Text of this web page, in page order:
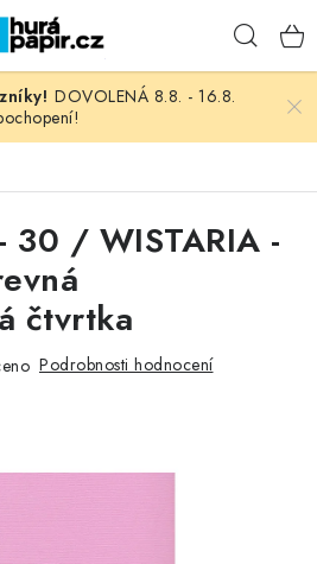
DOVOLENÁ 8.8. - 16.8.
30 / WISTARIA -
čtvrtka
Podrobnosti hodnocení